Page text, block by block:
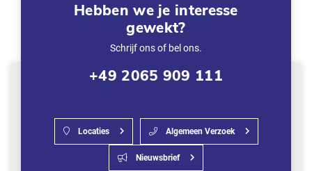
Hebben we je interesse
gewekt?
Schrijf ons of bel ons.
+49 2065 909 111
Locaties Algemeen Verzoek
Nieuwsbrief